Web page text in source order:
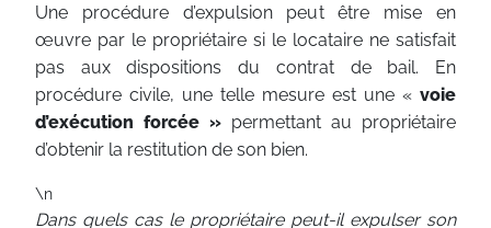
Une procédure d’expulsion peut être mise en
œuvre par le propriétaire si le locataire ne satisfait
pas aux dispositions du contrat de bail. En
procédure civile, une telle mesure est une « voie
d’exécution forcée » permettant au propriétaire
d’obtenir la restitution de son bien.
\n
Dans quels cas le propriétaire peut-il expulser son